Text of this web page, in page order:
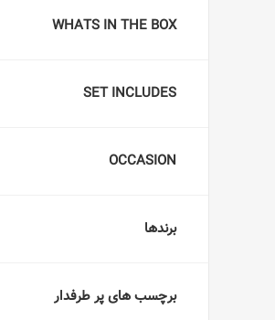
WHATS IN THE BOX
SET INCLUDES
OCCASION
برندها
برچسب های پر طرفدار